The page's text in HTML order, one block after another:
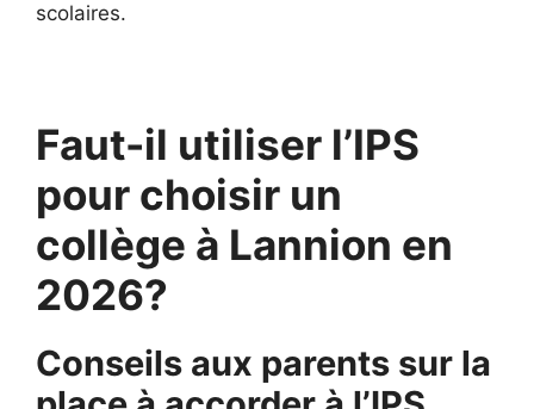
scolaires.
Faut-il utiliser l’IPS
pour choisir un
collège à Lannion en
2026?
Conseils aux parents sur la